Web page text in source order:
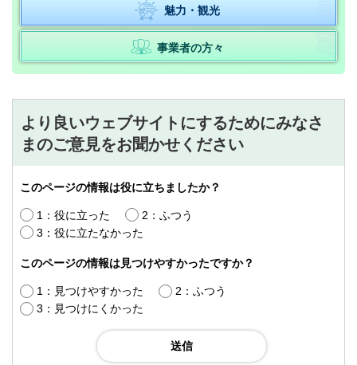
魅力・観光
事業者の方々
より良いウェブサイトにするためにみなさ
まのご意見をお聞かせください
このページの情報は役に立ちましたか？
1：役に立った
2：ふつう
3：役に立たなかった
このページの情報は見つけやすかったですか？
1：見つけやすかった
2：ふつう
3：見つけにくかった